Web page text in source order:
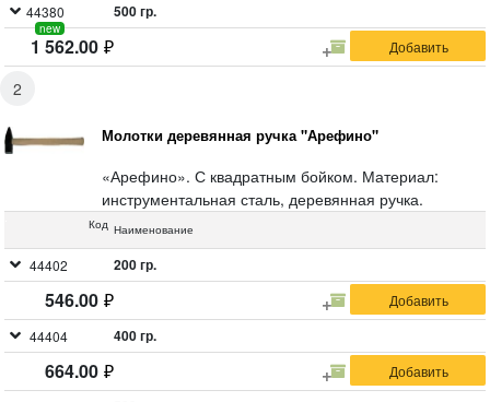
44380
new
500 гр.
1 562.00
2
Молотки деревянная ручка "Арефино"
«Арефино». С квадратным бойком. Материал:
инструментальная сталь, деревянная ручка.
Код Наименование
44402 200 гр.
546.00
44404 400 гр.
664.00